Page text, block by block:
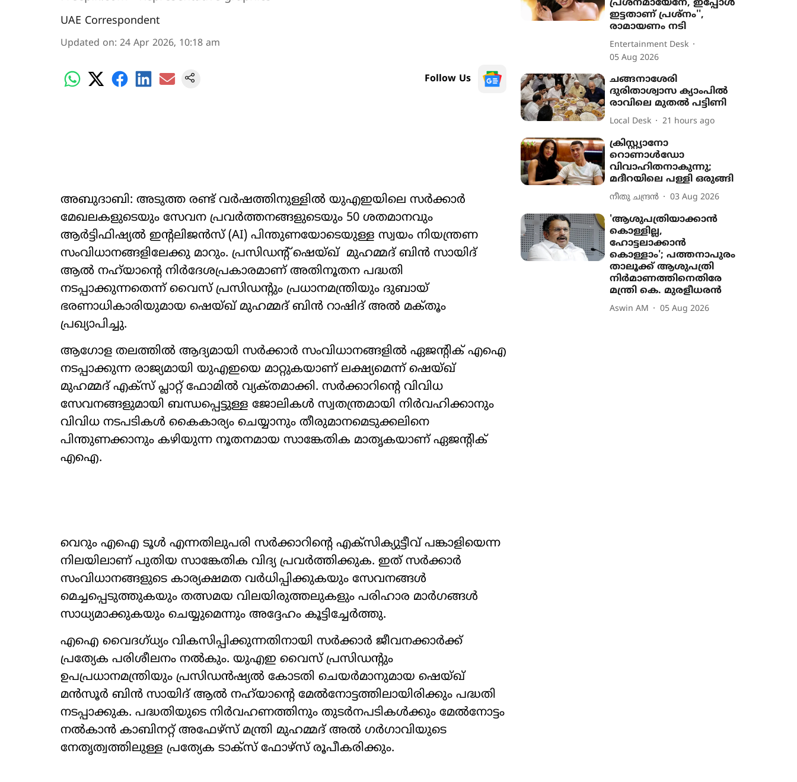
UAE Correspondent
Updated on: 24 Apr 2026, 10:18 am
Follow Us
അബുദാബി: അടുത്ത രണ്ട്​ വർഷത്തിനുള്ളിൽ യുഎഇയിലെ സർക്കാർ
മേഖലകളുടെയും സേവന പ്രവർത്തനങ്ങളുടെയും 50 ശതമാനവും
ആർട്ടിഫിഷ്യൽ ഇന്‍റലിജൻസ് (AI) പിന്തുണയോടെയുള്ള സ്വയം നിയന്ത്രണ
സംവിധാനങ്ങളിലേക്കു​ മാറും. പ്രസിഡന്‍റ്​ ഷെയ്ഖ് ​ മുഹമ്മദ്​ ബിൻ സായിദ്​
ആൽ നഹ്​യാന്‍റെ നിർദേശപ്രകാരമാണ് അതിനൂതന​ പദ്ധതി
നടപ്പാക്കുന്നതെന്ന്​ വൈസ്​ പ്രസിഡന്‍റും പ്രധാനമന്ത്രിയും ദുബായ്
ഭരണാധികാരിയുമായ ഷെയ്ഖ്​ മുഹമ്മദ്​ ബിൻ റാഷിദ്​ അൽ മക്​തൂം
പ്രഖ്യാപിച്ചു.
ആഗോള തലത്തിൽ ആദ്യമായി സർക്കാർ സംവിധാനങ്ങളിൽ ഏജന്‍റിക്​ എഐ
നടപ്പാക്കുന്ന രാജ്യമായി യുഎഇയെ മാറ്റുകയാണ്​ ലക്ഷ്യമെന്ന്​ ഷെയ്ഖ്​
മുഹമ്മദ്​ എക്സ്​ പ്ലാറ്റ് ഫോമിൽ വ്യക്​തമാക്കി. സർക്കാറിന്‍റെ വിവിധ
സേവനങ്ങളുമായി ബന്ധപ്പെട്ടുള്ള ജോലികൾ സ്വതന്ത്രമായി നിർവഹിക്കാനും
വിവിധ നടപടികൾ കൈകാര്യം ചെയ്യാനും തീരുമാനമെടുക്കലിനെ
പിന്തുണക്കാനും കഴിയുന്ന നൂതനമായ സാ​ങ്കേതിക മാതൃകയാണ്​​ ഏജന്‍റിക്​
എഐ.
വെറും എഐ ടൂൾ എന്നതിലുപരി സർക്കാറിന്‍റെ എക്സിക്യുട്ടീവ്​ പങ്കാളിയെന്ന
നിലയിലാണ്​ പുതിയ സാ​ങ്കേതിക വിദ്യ പ്രവർത്തിക്കുക. ഇത്​ സർക്കാർ
സംവിധാനങ്ങളുടെ കാര്യക്ഷമത വർധിപ്പിക്കുകയും സേവനങ്ങൾ
മെച്ചപ്പെടുത്തുകയും തത്സമയ വിലയിരുത്തലുകളും പരിഹാര മാർഗങ്ങൾ
സാധ്യമാക്കുകയും ചെയ്യുമെന്നും അദ്ദേഹം കൂട്ടിച്ചേർത്തു.
എഐ വൈദഗ്​ധ്യം വികസിപ്പിക്കുന്നതിനായി സർക്കാർ ജീവനക്കാർക്ക്​
പ്രത്യേക പരിശീലനം നൽകും. യുഎഇ വൈസ്​ പ്രസിഡന്‍റും
ഉപപ്രധാനമന്ത്രിയും പ്രസിഡൻഷ്യൽ കോടതി ചെയർമാനുമായ ഷെയ്ഖ്​
മൻസൂർ ബിൻ സായിദ്​ ആൽ നഹ്​യാന്‍റെ മേൽനോട്ടത്തിലായിരിക്കും പദ്ധതി
നടപ്പാക്കുക. പദ്ധതിയുടെ നിർവഹണത്തിനും തുടർനപടികൾക്കും മേൽനോട്ടം
നൽകാൻ കാബിനറ്റ്​ അഫേഴ്​സ്​ മന്ത്രി മുഹമ്മദ്​ അൽ ഗർഗാവിയുടെ
നേതൃത്വത്തിലുള്ള പ്രത്യേക ടാക്സ്​ ഫോഴ്​സ്​ രൂപീകരിക്കും.
പ്രശ്നമായേനേ, ഇപ്പോൾ
ഇട്ടതാണ് പ്രശ്നം'',
രാമായണം നടി
Entertainment Desk
05 Aug 2026
ചങ്ങനാശേരി
ദുരിതാശ്വാസ ക്യാംപിൽ
രാവിലെ മുതൽ പട്ടിണി
Local Desk 21 hours ago
ക്രിസ്റ്റ്യാനോ
റൊണാൾഡോ
വിവാഹിതനാകുന്നു;
മദീറയിലെ പള്ളി ഒരുങ്ങി
നീതു ചന്ദ്രൻ 03 Aug 2026
'ആശുപത്രിയാക്കാൻ
കൊള്ളില്ല,
ഹോട്ടലാക്കാൻ
കൊള്ളാം'; പത്തനാപുരം
താലൂക്ക് ആശുപത്രി
നിർമാണത്തിനെതിരേ
മന്ത്രി കെ. മുരളീധരൻ
Aswin AM 05 Aug 2026